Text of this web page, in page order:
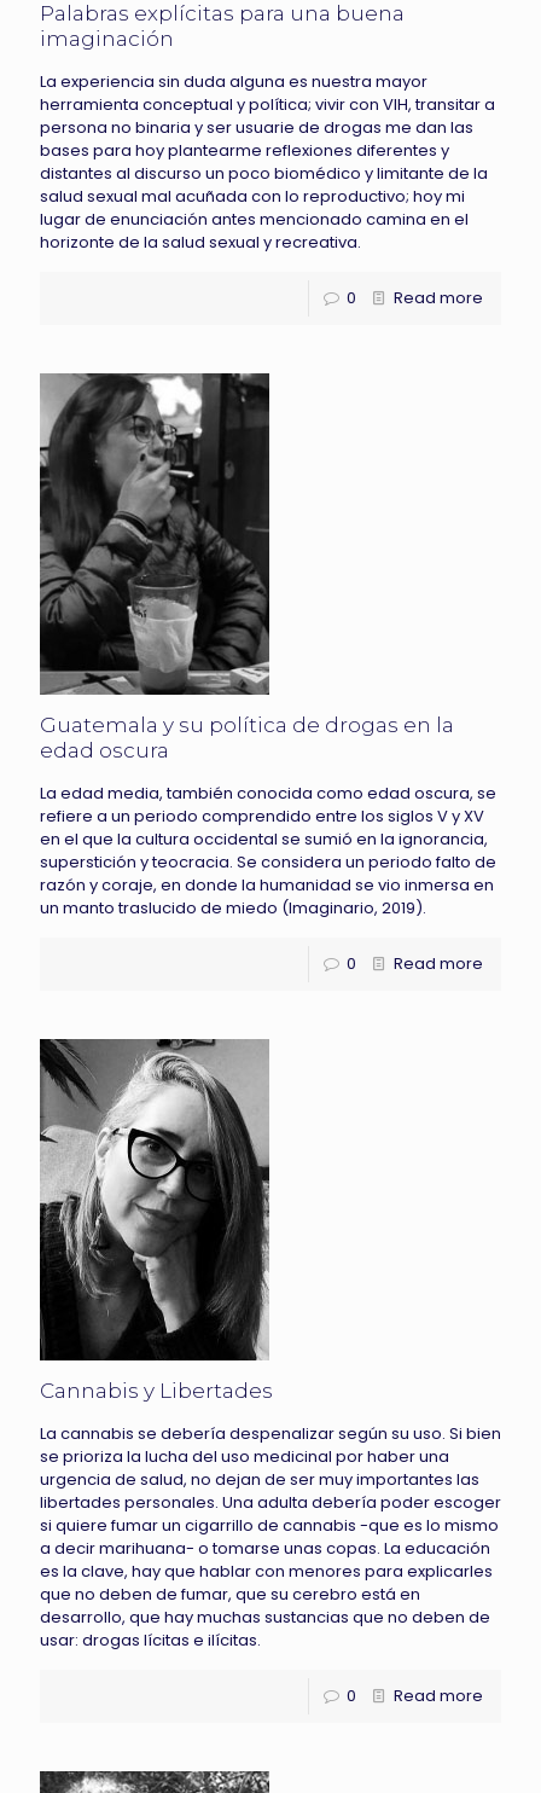
Palabras explícitas para una buena
imaginación
La experiencia sin duda alguna es nuestra mayor
herramienta conceptual y política; vivir con VIH, transitar a
persona no binaria y ser usuarie de drogas me dan las
bases para hoy plantearme reflexiones diferentes y
distantes al discurso un poco biomédico y limitante de la
salud sexual mal acuñada con lo reproductivo; hoy mi
lugar de enunciación antes mencionado camina en el
horizonte de la salud sexual y recreativa.
0 Read more
Guatemala y su política de drogas en la
edad oscura
La edad media, también conocida como edad oscura, se
refiere a un periodo comprendido entre los siglos V y XV
en el que la cultura occidental se sumió en la ignorancia,
superstición y teocracia. Se considera un periodo falto de
razón y coraje, en donde la humanidad se vio inmersa en
un manto traslucido de miedo (Imaginario, 2019).
0 Read more
Cannabis y Libertades
La cannabis se debería despenalizar según su uso. Si bien
se prioriza la lucha del uso medicinal por haber una
urgencia de salud, no dejan de ser muy importantes las
libertades personales. Una adulta debería poder escoger
si quiere fumar un cigarrillo de cannabis -que es lo mismo
a decir marihuana- o tomarse unas copas. La educación
es la clave, hay que hablar con menores para explicarles
que no deben de fumar, que su cerebro está en
desarrollo, que hay muchas sustancias que no deben de
usar: drogas lícitas e ilícitas.
0 Read more